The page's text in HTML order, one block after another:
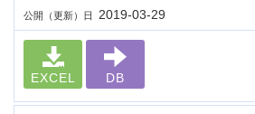
公開（更新）日 2019-03-29
EXCEL DB